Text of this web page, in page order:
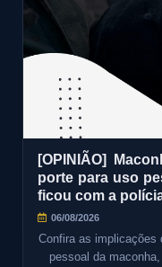
[OPINIÃO]
porte para uso
ficou com a
06/08/2026
Confira as implicações
pessoal da